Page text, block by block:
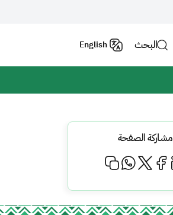
البحث English
مشاركة الصفحة